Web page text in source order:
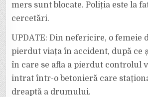
mers sunt blocate. Poliția este la
cercetări.
UPDATE: Din nefericire, o femeie
pierdut viața în accident, după ce
în care se afla a pierdut controlul
intrat într-o betonieră care
dreaptă a drumului.